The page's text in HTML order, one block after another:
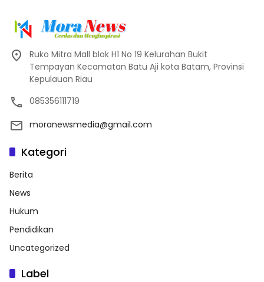
Ruko Mitra Mall blok H1 No 19 Kelurahan Bukit
Tempayan Kecamatan Batu Aji kota Batam, Provinsi
Kepulauan Riau
085356111719
moranewsmedia@gmail.com
Kategori
Berita
News
Hukum
Pendidikan
Uncategorized
Label